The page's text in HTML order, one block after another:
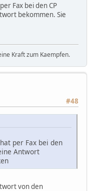
Fax bei den CP
bekommen. Sie
Kraft zum Kaempfen.
#48
per Fax bei den
Antwort
von den